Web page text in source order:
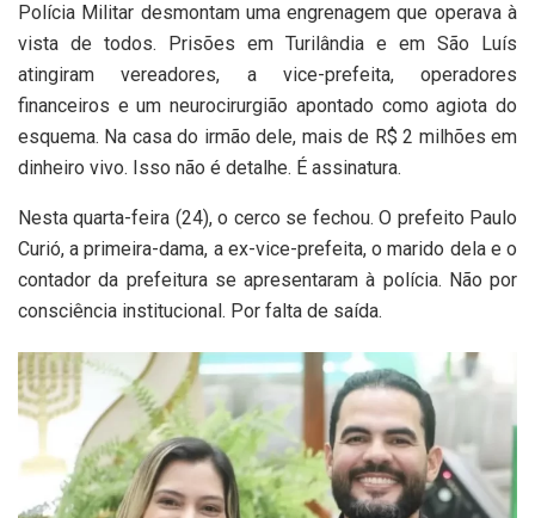
Polícia Militar desmontam uma engrenagem que operava à
vista de todos. Prisões em Turilândia e em São Luís
atingiram vereadores, a vice-prefeita, operadores
financeiros e um neurocirurgião apontado como agiota do
esquema. Na casa do irmão dele, mais de R$ 2 milhões em
dinheiro vivo. Isso não é detalhe. É assinatura.
Nesta quarta-feira (24), o cerco se fechou. O prefeito Paulo
Curió, a primeira-dama, a ex-vice-prefeita, o marido dela e o
contador da prefeitura se apresentaram à polícia. Não por
consciência institucional. Por falta de saída.